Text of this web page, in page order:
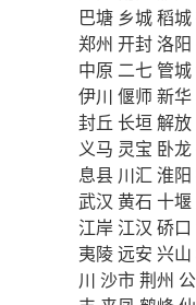
巴塘 乡城稻城
郑州 开封洛阳
中原 二七 管城
伊川 偃师新华
封丘 长垣解放
义马 灵宝 卧龙
息县 川汇 淮阳
武汉 黄石 十堰
江岸 江汉 硚口
夷陵远安 兴山
川 沙市荆州